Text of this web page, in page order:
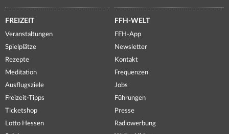
FREIZEIT
Veranstaltungen
Spielplätze
Rezepte
Meditation
Ausflugsziele
Freizeit-Tipps
Ticketshop
Lotto Hessen
FFH-WELT
FFH-App
Newsletter
Kontakt
Frequenzen
Jobs
Führungen
Presse
Radiowerbung